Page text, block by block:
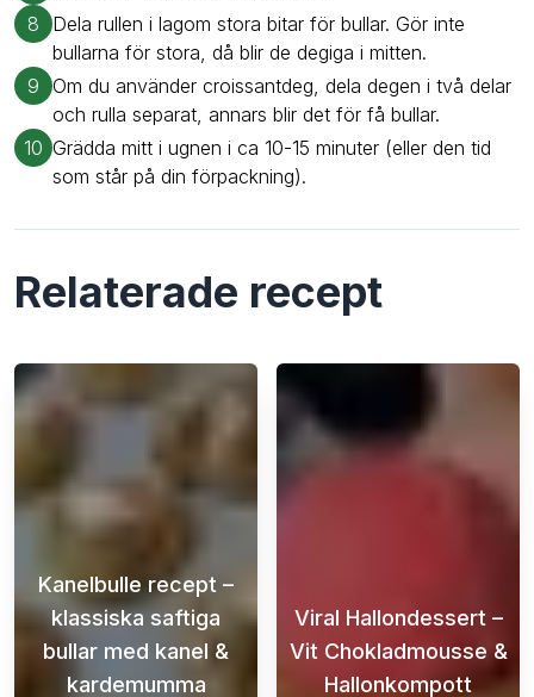
8
Dela rullen i lagom stora bitar för bullar. Gör inte
bullarna för stora, då blir de degiga i mitten.
9
Om du använder croissantdeg, dela degen i två delar
och rulla separat, annars blir det för få bullar.
10 Grädda mitt i ugnen i ca 10-15 minuter (eller den tid
som står på din förpackning).
Relaterade recept
Kanelbulle recept –
klassiska saftiga
bullar med kanel &
kardemumma
Viral Hallondessert –
Vit Chokladmousse &
Hallonkompott